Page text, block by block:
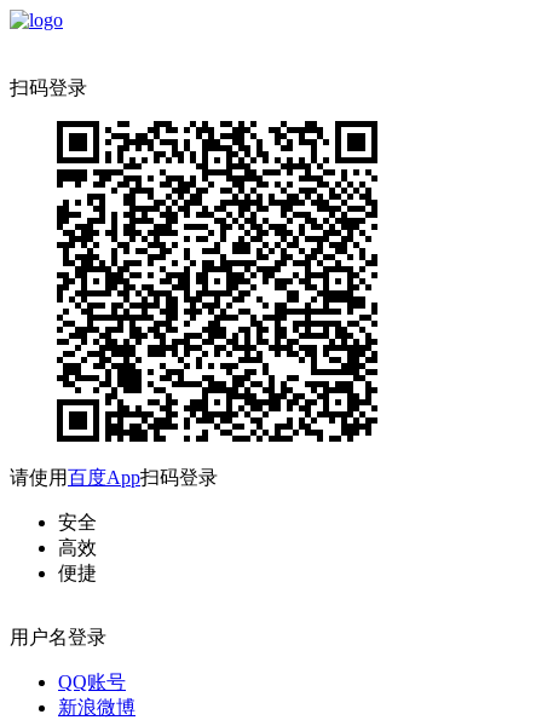
扫码登录
请使用百度App扫码登录
安全
高效
便捷
用户名登录
QQ账号
新浪微博